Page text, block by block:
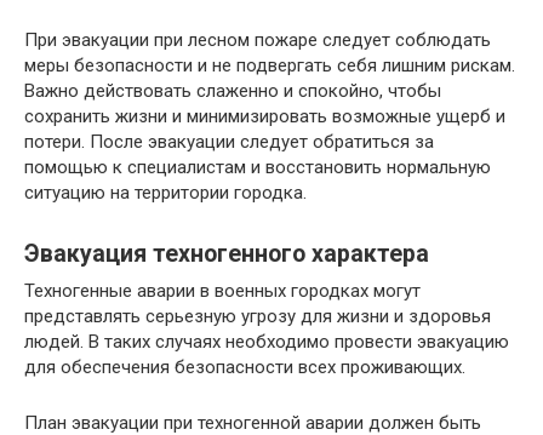
При эвакуации при лесном пожаре следует соблюдать
меры безопасности и не подвергать себя лишним рискам.
Важно действовать слаженно и спокойно, чтобы
сохранить жизни и минимизировать возможные ущерб и
потери. После эвакуации следует обратиться за
помощью к специалистам и восстановить нормальную
ситуацию на территории городка.
Эвакуация техногенного характера
Техногенные аварии в военных городках могут
представлять серьезную угрозу для жизни и здоровья
людей. В таких случаях необходимо провести эвакуацию
для обеспечения безопасности всех проживающих.
План эвакуации при техногенной аварии должен быть